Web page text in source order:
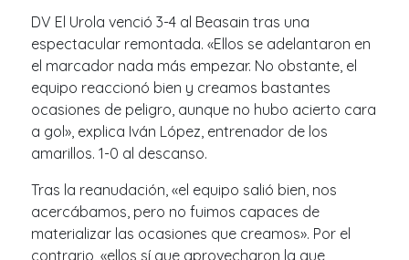
DV El Urola venció 3-4 al Beasain tras una
espectacular remontada. «Ellos se adelantaron en
el marcador nada más empezar. No obstante, el
equipo reaccionó bien y creamos bastantes
ocasiones de peligro, aunque no hubo acierto cara
a gol», explica Iván López, entrenador de los
amarillos. 1-0 al descanso.
Tras la reanudación, «el equipo salió bien, nos
acercábamos, pero no fuimos capaces de
materializar las ocasiones que creamos». Por el
contrario, «ellos sí que aprovecharon la que